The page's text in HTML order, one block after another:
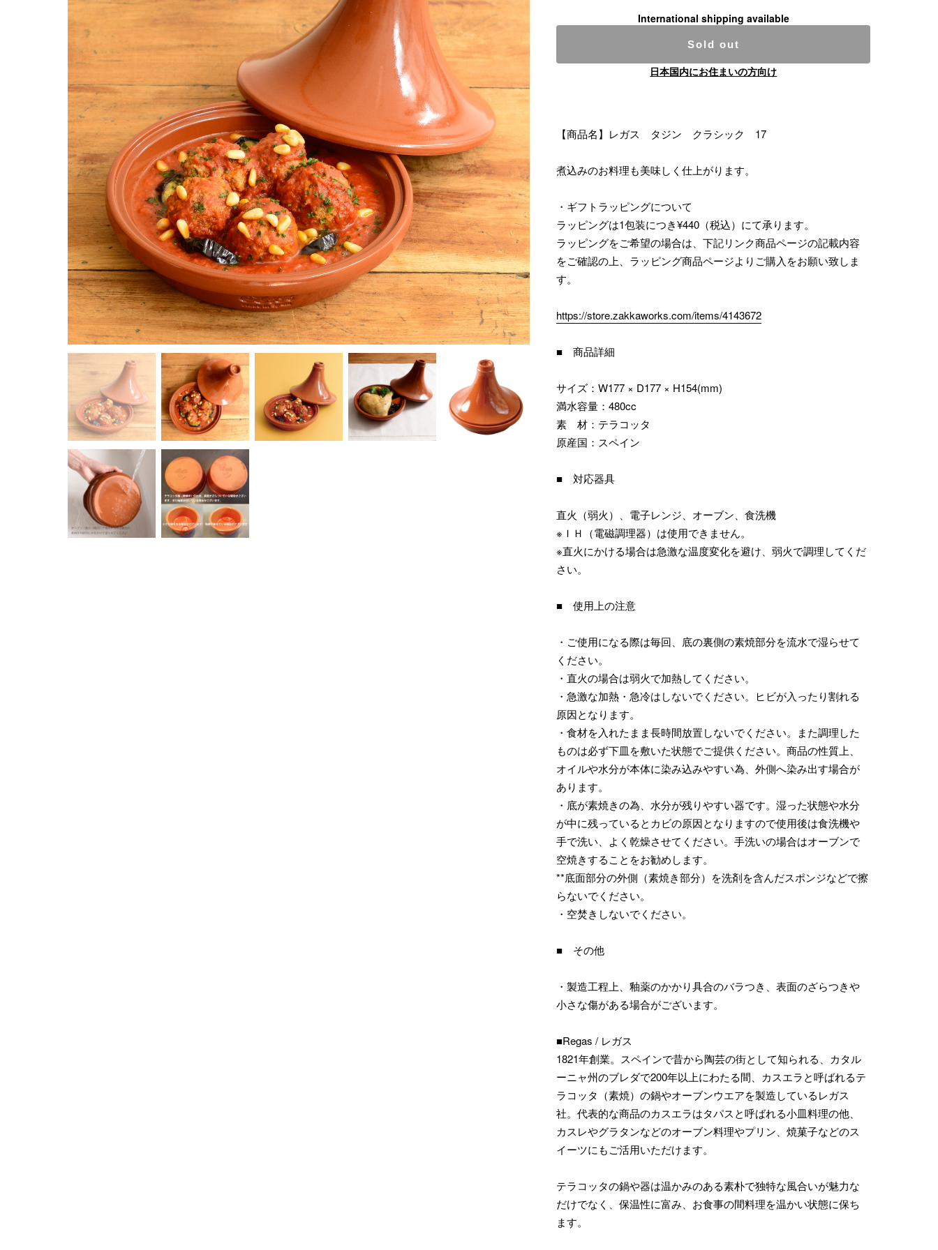
International shipping available
Sold out
日本国内にお住まいの方向け
【商品名】レガス タジン クラシック 17
煮込みのお料理も美味しく仕上がります。
・ギフトラッピングについて
ラッピングは1包装につき¥440（税込）にて承ります。
ラッピングをご希望の場合は、下記リンク商品ページの記載内容
をご確認の上、ラッピング商品ページよりご購入をお願い致しま
す。
https://store.zakkaworks.com/items/4143672
■ 商品詳細
サイズ：W177 × D177 × H154(mm)
満水容量：480cc
素 材：テラコッタ
原産国：スペイン
■ 対応器具
直火（弱火）、電子レンジ、オーブン、食洗機
※ＩＨ（電磁調理器）は使用できません。
※直火にかける場合は急激な温度変化を避け、弱火で調理してくだ
さい。
■ 使用上の注意
・ご使用になる際は毎回、底の裏側の素焼部分を流水で湿らせて
ください。
・直火の場合は弱火で加熱してください。
・急激な加熱・急冷はしないでください。ヒビが入ったり割れる
原因となります。
・食材を入れたまま長時間放置しないでください。また調理した
ものは必ず下皿を敷いた状態でご提供ください。商品の性質上、
オイルや水分が本体に染み込みやすい為、外側へ染み出す場合が
あります。
・底が素焼きの為、水分が残りやすい器です。湿った状態や水分
が中に残っているとカビの原因となりますので使用後は食洗機や
手で洗い、よく乾燥させてください。手洗いの場合はオーブンで
空焼きすることをお勧めします。
**底面部分の外側（素焼き部分）を洗剤を含んだスポンジなどで擦
らないでください。
・空焚きしないでください。
■ その他
・製造工程上、釉薬のかかり具合のバラつき、表面のざらつきや
小さな傷がある場合がございます。
■Regas / レガス
1821年創業。スペインで昔から陶芸の街として知られる、カタル
ーニャ州のブレダで200年以上にわたる間、カスエラと呼ばれるテ
ラコッタ（素焼）の鍋やオーブンウエアを製造しているレガス
社。代表的な商品のカスエラはタパスと呼ばれる小皿料理の他、
カスレやグラタンなどのオーブン料理やプリン、焼菓子などのス
イーツにもご活用いただけます。
テラコッタの鍋や器は温かみのある素朴で独特な風合いが魅力な
だけでなく、保温性に富み、お食事の間料理を温かい状態に保ち
ます。